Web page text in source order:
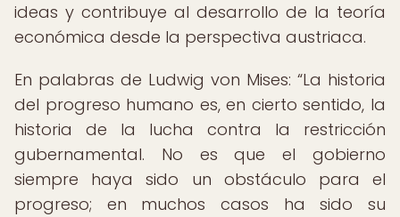
ideas y contribuye al desarrollo de la teoría
económica desde la perspectiva austriaca.
En palabras de Ludwig von Mises: La historia
del progreso humano es, en cierto sentido, la
historia de la lucha contra la restricción
gubernamental. No es que el gobierno
siempre haya sido un obstáculo para el
progreso; en muchos casos ha sido su